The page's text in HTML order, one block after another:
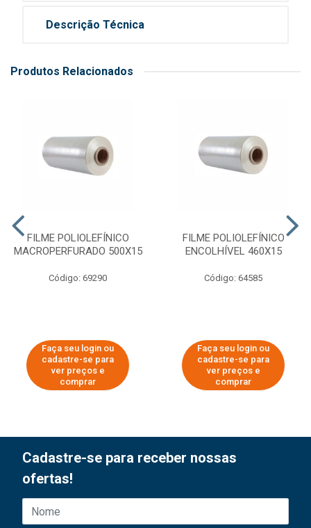
Descrição Técnica
Produtos Relacionados
FILME POLIOLEFÍNICO
MACROPERFURADO 500X15
Código: 69290
Faça seu login ou
cadastre-se para
ver preços e
comprar
FILME POLIOLEFÍNICO
ENCOLHÍVEL 460X15
Código: 64585
Faça seu login ou
cadastre-se para
ver preços e
comprar
Cadastre-se para receber nossas
ofertas!